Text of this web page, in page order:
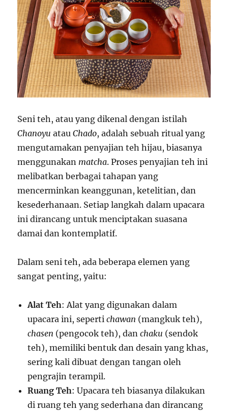
Seni teh, atau yang dikenal dengan istilah
Chanoyu atauChado, adalah sebuah ritual yang
mengutamakan penyajian teh hijau, biasanya
menggunakan matcha. Proses penyajian teh ini
melibatkan berbagai tahapan yang
mencerminkan keanggunan, ketelitian, dan
kesederhanaan. Setiap langkah dalam upacara
ini dirancang untuk menciptakan suasana
damai dan kontemplatif.
Dalam seni teh, ada beberapa elemen yang
sangat penting, yaitu:
Alat Teh: Alat yang digunakan dalam
upacara ini, sepertichawan (mangkuk teh),
chasen (pengocok teh), danchaku (sendok
teh), memiliki bentuk dan desain yang khas,
sering kali dibuat dengan tangan oleh
pengrajin terampil.
Ruang Teh: Upacara teh biasanya dilakukan
di ruang teh yang sederhana dan dirancang